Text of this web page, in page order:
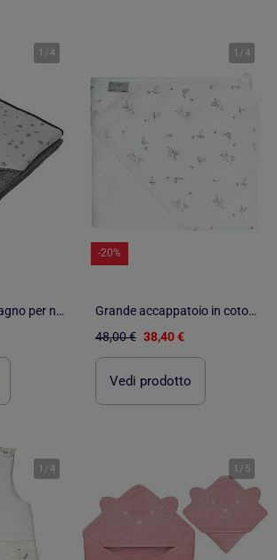
1 /4
Accappatoio da bagno per neonati in spugna di cotone ÉTOILE
1 /4
-20%
Grande accappatoio in cotone e bambù, melody | SEVIRA KIDS
48,00 € 38,40 €
Vedi prodotto
1 /4 1 / 5